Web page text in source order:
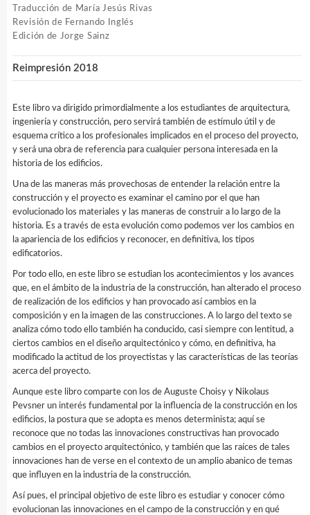
Traducción de María Jesús Rivas
Revisión de Fernando Inglés
Edición de Jorge Sainz
Reimpresión 2018
Este libro va dirigido primordialmente a los estudiantes de arquitectura,
ingeniería y construcción, pero servirá también de estímulo útil y de
esquema crítico a los profesionales implicados en el proceso del proyecto,
y será una obra de referencia para cualquier persona interesada en la
historia de los edificios.
Una de las maneras más provechosas de entender la relación entre la
construcción y el proyecto es examinar el camino por el que han
evolucionado los materiales y las maneras de construir a lo largo de la
historia. Es a través de esta evolución como podemos ver los cambios en
la apariencia de los edificios y reconocer, en definitiva, los tipos
edificatorios.
Por todo ello, en este libro se estudian los acontecimientos y los avances
que, en el ámbito de la industria de la construcción, han alterado el proceso
de realización de los edificios y han provocado así cambios en la
composición y en la imagen de las construcciones. A lo largo del texto se
analiza cómo todo ello también ha conducido, casi siempre con lentitud, a
ciertos cambios en el diseño arquitectónico y cómo, en definitiva, ha
modificado la actitud de los proyectistas y las características de las teorías
acerca del proyecto.
Aunque este libro comparte con los de Auguste Choisy y Nikolaus
Pevsner un interés fundamental por la influencia de la construcción en los
edificios, la postura que se adopta es menos determinista; aquí se
reconoce que no todas las innovaciones constructivas han provocado
cambios en el proyecto arquitectónico, y también que las raíces de tales
innovaciones han de verse en el contexto de un amplio abanico de temas
que influyen en la industria de la construcción.
Así pues, el principal objetivo de este libro es estudiar y conocer cómo
evolucionan las innovaciones en el campo de la construcción y en qué